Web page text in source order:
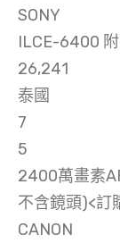
SONY
ILCE-6400
26,241
泰國
7
5
2400萬畫素
不含鏡頭)<訂
CANON